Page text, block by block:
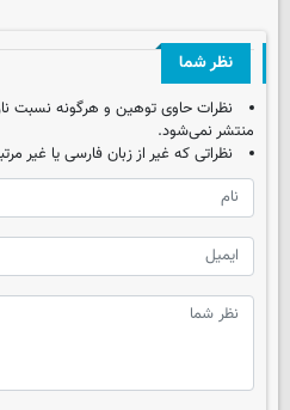
نظر شما
نظرات حاوی توهین و هرگونه نسبت
منتشر نمی‌شود.
نظراتی که غیر از زبان فارسی یا غیر